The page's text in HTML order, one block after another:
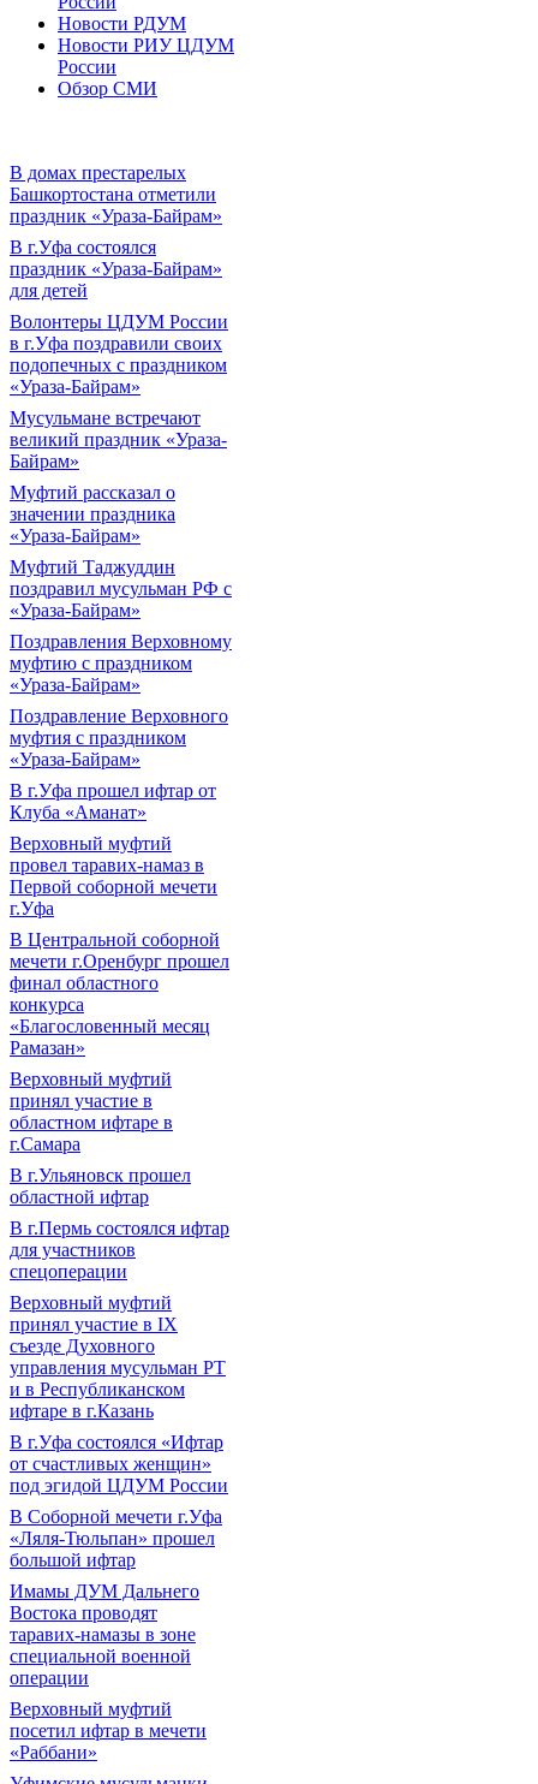
Новости РДУМ
Новости РИУ ЦДУМ
России
Обзор СМИ
В домах престарелых
Башкортостана отметили
праздник «Ураза-Байрам»
В г.Уфа состоялся
праздник «Ураза-Байрам»
для детей
Волонтеры ЦДУМ России
в г.Уфа поздравили своих
подопечных с праздником
«Ураза-Байрам»
Мусульмане встречают
великий праздник «Ураза-
Байрам»
Муфтий рассказал о
значении праздника
«Ураза-Байрам»
Муфтий Таджуддин
поздравил мусульман РФ с
«Ураза-Байрам»
Поздравления Верховному
муфтию с праздником
«Ураза-Байрам»
Поздравление Верховного
муфтия с праздником
«Ураза-Байрам»
В г.Уфа прошел ифтар от
Клуба «Аманат»
Верховный муфтий
провел таравих-намаз в
Первой соборной мечети
г.Уфа
В Центральной соборной
мечети г.Оренбург прошел
финал областного
конкурса
«Благословенный месяц
Рамазан»
Верховный муфтий
принял участие в
областном ифтаре в
г.Самара
В г.Ульяновск прошел
областной ифтар
В г.Пермь состоялся ифтар
для участников
спецоперации
Верховный муфтий
принял участие в IХ
съезде Духовного
управления мусульман РТ
и в Республиканском
ифтаре в г.Казань
В г.Уфа состоялся «Ифтар
от счастливых женщин»
под эгидой ЦДУМ России
В Соборной мечети г.Уфа
«Ляля-Тюльпан» прошел
большой ифтар
Имамы ДУМ Дальнего
Востока проводят
таравих-намазы в зоне
специальной военной
операции
Верховный муфтий
посетил ифтар в мечети
«Раббани»